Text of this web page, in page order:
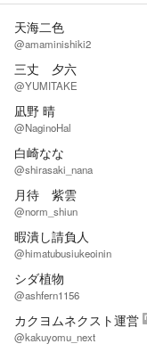
天海二色
@amaminishiki2
三丈 夕六
@YUMITAKE
凪野 晴
@NaginoHal
白崎なな
@shirasaki_nana
月待 紫雲
@norm_shiun
暇潰し請負人
@himatubusiukeoinin
シダ植物
@ashfern1156
カクヨムネクスト運営
@kakuyomu_next